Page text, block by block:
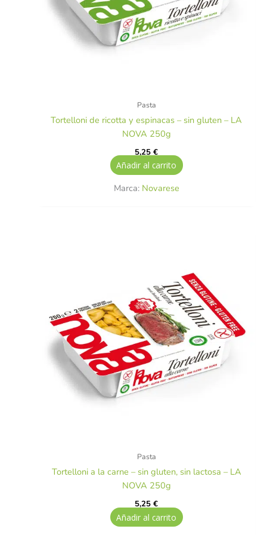
Pasta
Tortelloni de ricotta y espinacas – sin gluten – LA
NOVA 250g
5,25€
Añadir al carrito
Marca: Novarese
Pasta
Tortelloni a la carne – sin gluten, sin lactosa – LA
NOVA 250g
5,25€
Añadir al carrito